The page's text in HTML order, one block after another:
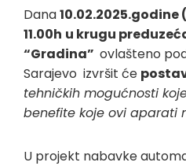
Dana
11.00h u krugu
“Gradina” ovlašteno
Sarajevo izvršit će
tehničkih mogućnosti
benefite koje ovi aparati
U projekt nabavke